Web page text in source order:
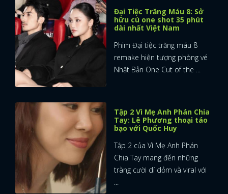
Đại Tiệc Trăng Máu 8: Sở
hữu cú one shot 35 phút
dài nhất Việt Nam
Phim Đại tiệc trăng máu 8
remake hiện tượng phòng vé
Nhật Bản One Cut of the ...
Tập 2 Vì Mẹ Anh Phán Chia
Tay: Lê Phương thoại táo
bạo với Quốc Huy
Tập 2 của Vì Mẹ Anh Phán
Chia Tay mang đến những
tràng cười dí dỏm và viral với